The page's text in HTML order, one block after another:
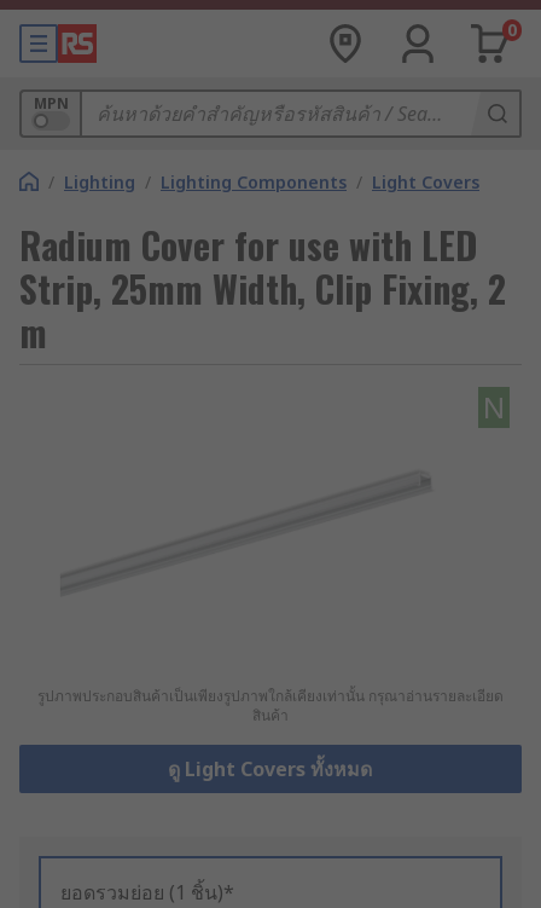
0
MPN
/ Lighting / Lighting Components / Light Covers
Radium Cover for use with LED
Strip, 25mm Width, Clip Fixing, 2
m
N
รูปภาพประกอบสินค้าเป็นเพียงรูปภาพใกล้เคียงเท่านั้น กรุณาอ่านรายละเอียด
สินค้า
ดู Light Covers ทั้งหมด
ยอดรวมย่อย (1 ชิ้น)*